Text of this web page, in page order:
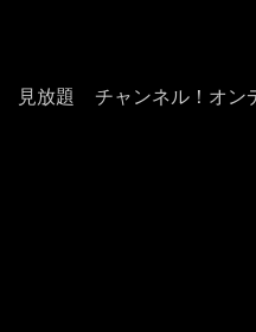
見放題 チャンネル！オン